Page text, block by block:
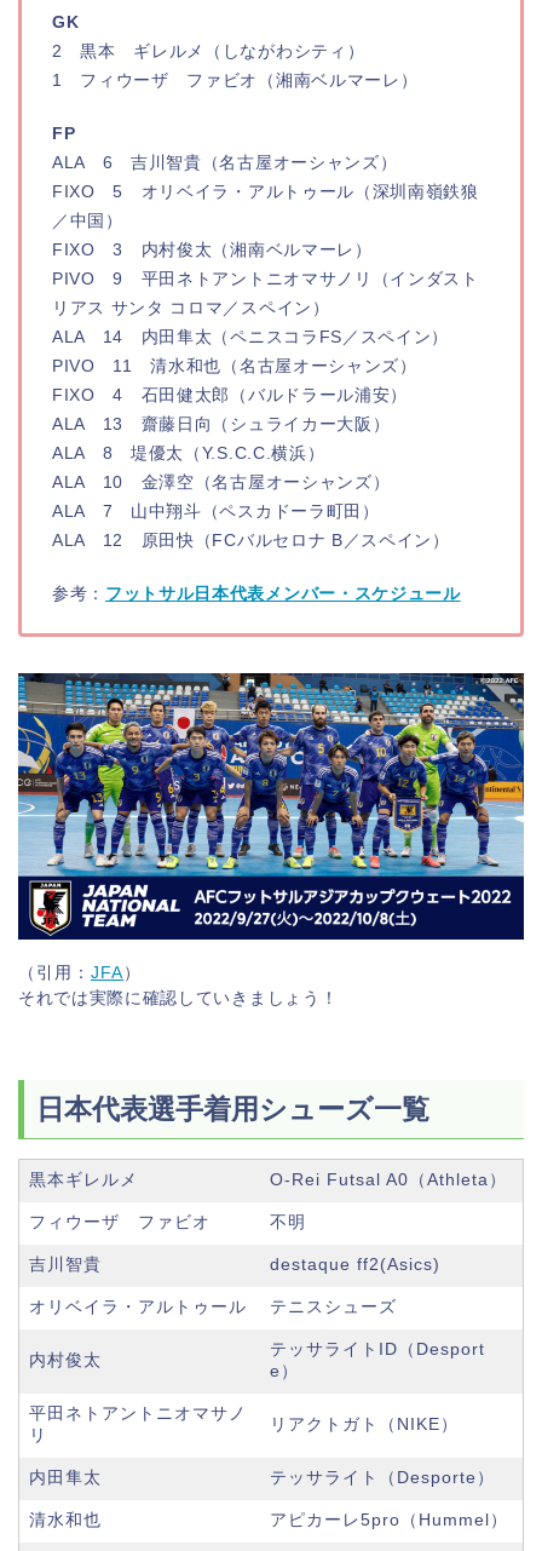
GK
2 黒本 ギレルメ（しながわシティ）
1 フィウーザ ファビオ（湘南ベルマーレ）
FP
ALA 6 吉川智貴（名古屋オーシャンズ）
FIXO 5 オリベイラ・アルトゥール（深圳南嶺鉄狼
／中国）
FIXO 3 内村俊太（湘南ベルマーレ）
PIVO 9 平田ネトアントニオマサノリ（インダスト
リアス サンタ コロマ／スペイン）
ALA 14 内田隼太（ペニスコラFS／スペイン）
PIVO 11 清水和也（名古屋オーシャンズ）
FIXO 4 石田健太郎（バルドラール浦安）
ALA 13 齋藤日向（シュライカー大阪）
ALA 8 堤優太（Y.S.C.C.横浜）
ALA 10 金澤空（名古屋オーシャンズ）
ALA 7 山中翔斗（ペスカドーラ町田）
ALA 12 原田快（FCバルセロナ B／スペイン）
参考： フットサル日本代表メンバー・スケジュール
（引用： JFA）
それでは実際に確認していきましょう！
日本代表選手着用シューズ一覧
黒本ギレルメ O-Rei Futsal A0（Athleta）
フィウーザ ファビオ 不明
吉川智貴 destaque ff2(Asics)
オリベイラ・アルトゥール テニスシューズ
内村俊太
テッサライトID（Desport
e）
平田ネトアントニオマサノ
リ
リアクトガト（NIKE）
内田隼太 テッサライト（Desporte）
清水和也 アピカーレ5pro（Hummel）